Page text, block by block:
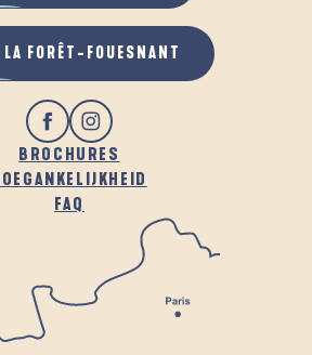
BROCHURES
FAQ
LA FORÊT-FOUESNANT